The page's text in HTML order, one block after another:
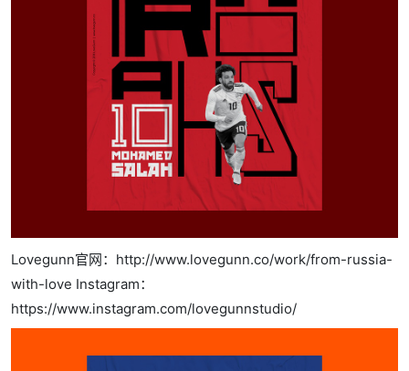
Lovegunn官网：http://www.lovegunn.co/work/from-russia-
with-love Instagram：
https://www.instagram.com/lovegunnstudio/